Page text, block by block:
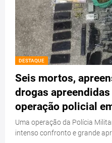
DESTAQUE
Seis mortos,
drogas
operação policial
Uma operação da Polícia
intenso confronto e grande